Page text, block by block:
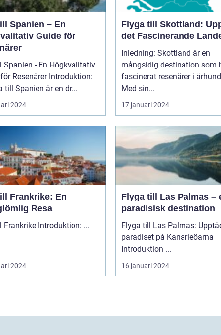
Spanien – En
Guide för
Spanien - En Högkvalitativ
Introduktion:
till Spanien är en dr...
2024
Flyga till Skottland:
det Fascinerande
Inledning: Skottland är en
mångsidig destination som
fascinerat resenärer i
Med sin...
17 januari 2024
Frankrike: En
Resa
Åka till Frankrike Introduktion: ...
2024
Flyga till Las Palmas –
paradisisk destination
Flyga till Las Palmas:
paradiset på Kanarieöarna
Introduktion ...
16 januari 2024